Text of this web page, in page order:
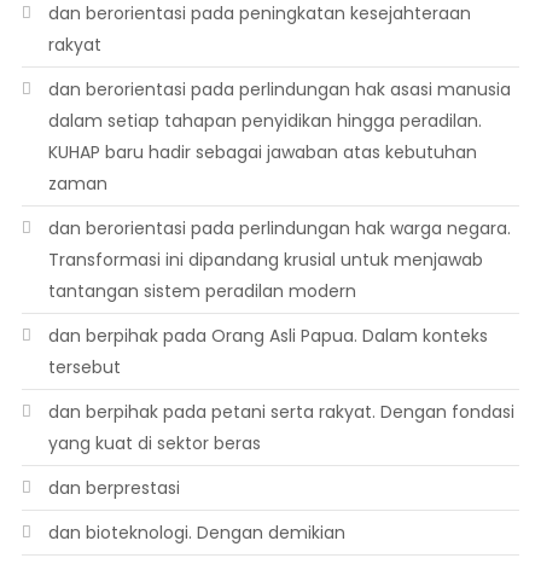
dan berorientasi pada peningkatan kesejahteraan
rakyat
dan berorientasi pada perlindungan hak asasi manusia
dalam setiap tahapan penyidikan hingga peradilan.
KUHAP baru hadir sebagai jawaban atas kebutuhan
zaman
dan berorientasi pada perlindungan hak warga negara.
Transformasi ini dipandang krusial untuk menjawab
tantangan sistem peradilan modern
dan berpihak pada Orang Asli Papua. Dalam konteks
tersebut
dan berpihak pada petani serta rakyat. Dengan fondasi
yang kuat di sektor beras
dan berprestasi
dan bioteknologi. Dengan demikian